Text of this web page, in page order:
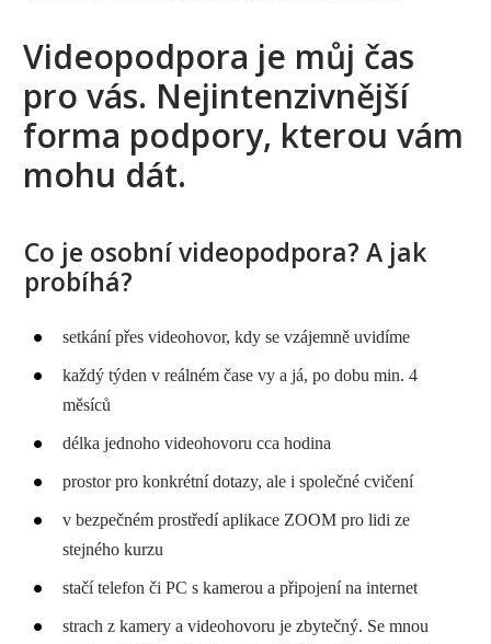
Videopodpora je můj čas
pro vás. Nejintenzivnější
forma podpory, kterou vám
mohu dát.
Co je osobní videopodpora? A jak
probíhá?
setkání přes videohovor, kdy se vzájemně uvidíme
každý týden v reálném čase vy a já, po dobu min. 4
měsíců
délka jednoho videohovoru cca hodina
prostor pro konkrétní dotazy, ale i společné cvičení
v bezpečném prostředí aplikace ZOOM pro lidi ze
stejného kurzu
stačí telefon či PC s kamerou a připojení na internet
strach z kamery a videohovoru je zbytečný. Se mnou